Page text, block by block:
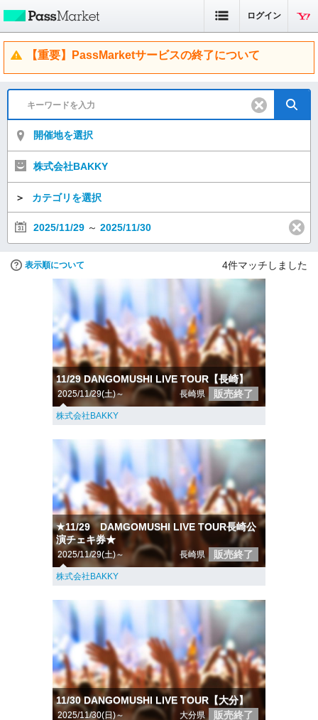
ログイン
【重要】PassMarketサービスの終了について
開催地を選択
株式会社BAKKY
＞ カテゴリを選択
2025/11/29 ～ 2025/11/30
表示順について 4件マッチしました
11/29 DANGOMUSHI LIVE TOUR【長崎】
2025/11/29(土)～ 長崎県 販売終了
株式会社BAKKY
★11/29 DAMGOMUSHI LIVE TOUR長崎公
演チェキ券★
2025/11/29(土)～ 長崎県 販売終了
株式会社BAKKY
11/30 DANGOMUSHI LIVE TOUR【大分】
2025/11/30(日)～ 大分県 販売終了